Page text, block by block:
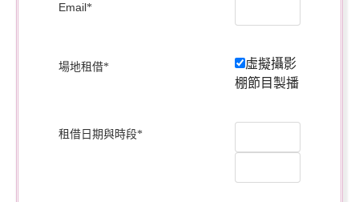
Email*
場地租借*
虛擬攝影
棚節目製播
租借日期與時段*